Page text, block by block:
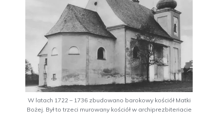
W latach 1722 – 1736 zbudowano barokowy kościół Matki
Bożej. Był to trzeci murowany kościół w archiprezbiteriacie